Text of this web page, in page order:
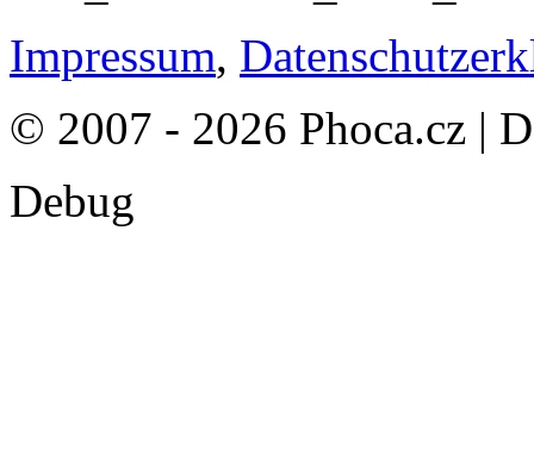
Impressum,
© 2007 - 2026 Phoca.cz |
Debug